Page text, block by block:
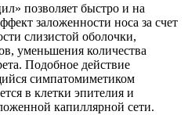
позволяет быстро и на
заложенности носа за счет
слизистой оболочки,
уменьшения количества
Подобное действие
симпатомиметиком
в клетки эпителия и
капиллярной сети.